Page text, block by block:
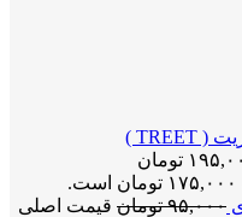
قیمت اصلی ۱۹۵,۰۰۰ تومان
۹۵,۰۰۰ تومان قیمت اصلی